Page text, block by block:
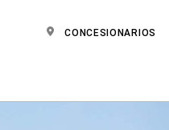
CONCESIONARIOS